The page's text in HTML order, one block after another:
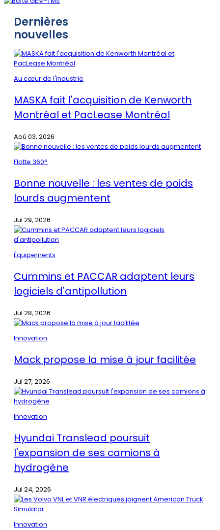
Dernières
nouvelles
Au cœur de l'industrie
MASKA fait l'acquisition de Kenworth
Montréal et PacLease Montréal
Aoû 03, 2026
Flotte 360°
Bonne nouvelle : les ventes de poids
lourds augmentent
Jul 29, 2026
Équipements
Cummins et PACCAR adaptent leurs
logiciels d'antipollution
Jul 28, 2026
Innovation
Mack propose la mise à jour facilitée
Jul 27, 2026
Innovation
Hyundai Translead poursuit
l'expansion de ses camions à
hydrogène
Jul 24, 2026
Innovation